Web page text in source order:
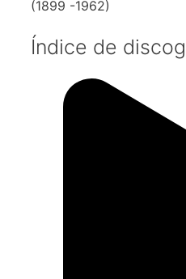
(1899 -1962)
Índice de